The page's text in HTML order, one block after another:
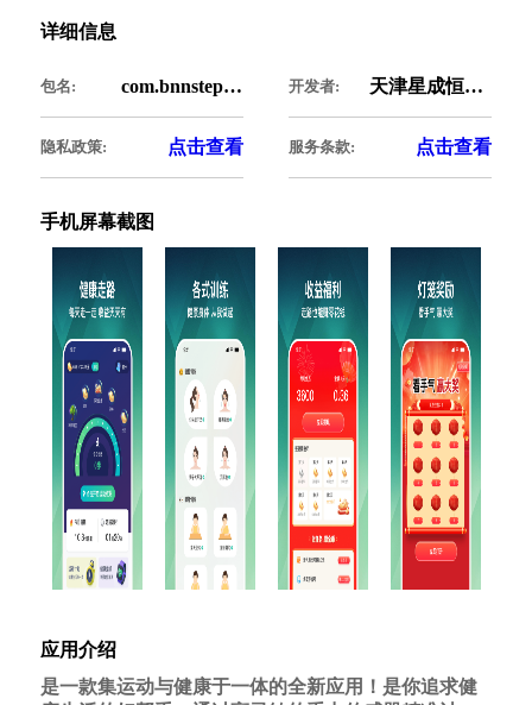
详细信息
包名: com.bnnstepcash.people
隐私政策: 点击查看
开发者: 天津星成恒泰科技有限公司
服务条款: 点击查看
手机屏幕截图
应用介绍
是一款集运动与健康于一体的全新应用！是你追求健